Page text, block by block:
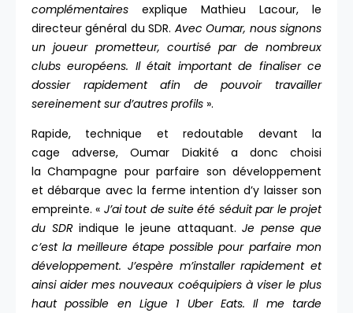
complémentaires explique Mathieu Lacour, le
directeur général du SDR. Avec Oumar, nous signons
un joueur prometteur, courtisé par de nombreux
clubs européens. Il était important de finaliser ce
dossier rapidement afin de pouvoir travailler
sereinement sur d’autres profils ».
Rapide, technique et redoutable devant la
cage adverse, Oumar Diakité a donc choisi
la Champagne pour parfaire son développement
et débarque avec la ferme intention d’y laisser son
empreinte. « J’ai tout de suite été séduit par le projet
du SDR indique le jeune attaquant. Je pense que
c’est la meilleure étape possible pour parfaire mon
développement. J’espère m’installer rapidement et
ainsi aider mes nouveaux coéquipiers à viser le plus
haut possible en Ligue 1 Uber Eats. Il me tarde